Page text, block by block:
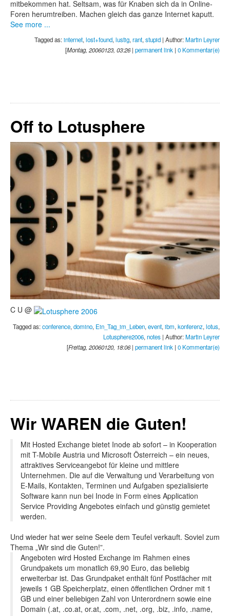
mitbekommen hat. Seltsam, was für Knaben sich da in Online-
Foren herumtreiben. Machen gleich das ganze Internet kaputt.
See more ...
Tagged as:internet,lost+found,lustig,rant,stupid | Author:Martin Leyrer
[Montag, 20060123, 03:26| permanent link | 0 Kommentar(e)
Off to Lotusphere
C U @
Tagged as:conference, domino, Ein_Tag_im_Leben, event, ibm, konferenz, lotus,
Lotusphere2006, notes | Author:Martin Leyrer
[Freitag, 20060120, 18:06| permanent link | 0 Kommentar(e)
Wir WAREN die Guten!
Mit Hosted Exchange bietet Inode ab sofort – in Kooperation
mit T-Mobile Austria und Microsoft Österreich – ein neues,
attraktives Serviceangebot für kleine und mittlere
Unternehmen. Die auf die Verwaltung und Verarbeitung von
E-Mails, Kontakten, Terminen und Aufgaben spezialisierte
Software kann nun bei Inode in Form eines Application
Service Providing Angebotes einfach und günstig gemietet
werden.
Und wieder hat wer seine Seele dem Teufel verkauft. Soviel zum
Thema „Wir sind die Guten!”.
Angeboten wird Hosted Exchange im Rahmen eines
Grundpakets um monatlich 69,90 Euro, das beliebig
erweiterbar ist. Das Grundpaket enthält fünf Postfächer mit
jeweils 1 GB Speicherplatz, einen öffentlichen Ordner mit 1
GB und einer beliebigen Zahl von Unterordnern sowie eine
Domain (.at, .co.at, or.at, .com, .net, .org, .biz, .info, .name,